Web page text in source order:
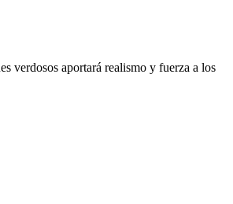
verdosos aportará realismo y fuerza a los